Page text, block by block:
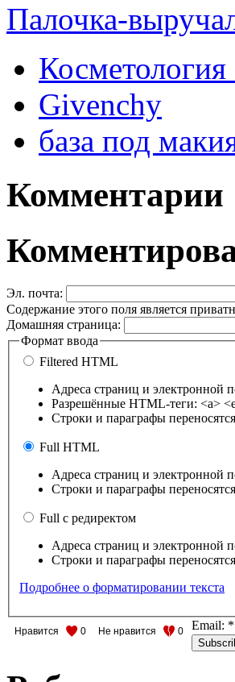
Палочка-
Косметология
Givenchy
база под
Комментарии
Эл. почта:
Содержание этого поля является
Домашняя страница:
Формат ввода
Filtered HTML
Адреса страниц и электронной
Разрешённые HTML-теги: <a>
Строки и параграфы
Full HTML
Адреса страниц и электронной
Строки и параграфы
Full с редиректом
Адреса страниц и электронной
Строки и параграфы
Подробнее о форматировании текста
Нравится 0 Не нравится 0 Email: *